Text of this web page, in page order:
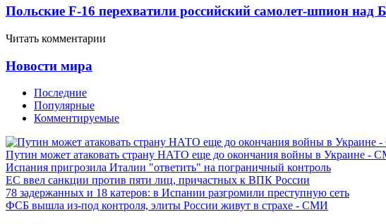
Польские F-16 перехватили российский самолет-шпион над
Читать комментарии
Новости мира
Последние
Популярные
Комментируемые
Путин может атаковать страну НАТО еще до окончания войны в Украине -
Испания пригрозила Италии "ответить" на пограничный контроль
ЕС ввел санкции против пяти лиц, причастных к ВПК России
78 задержанных и 18 катеров: в Испании разгромили преступную сеть
ФСБ вышла из-под контроля, элиты России живут в страхе - СМИ